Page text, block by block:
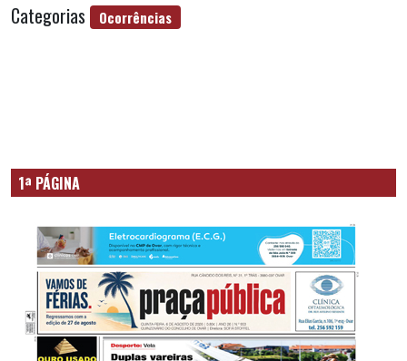
Categorias Ocorrências
1ª PÁGINA